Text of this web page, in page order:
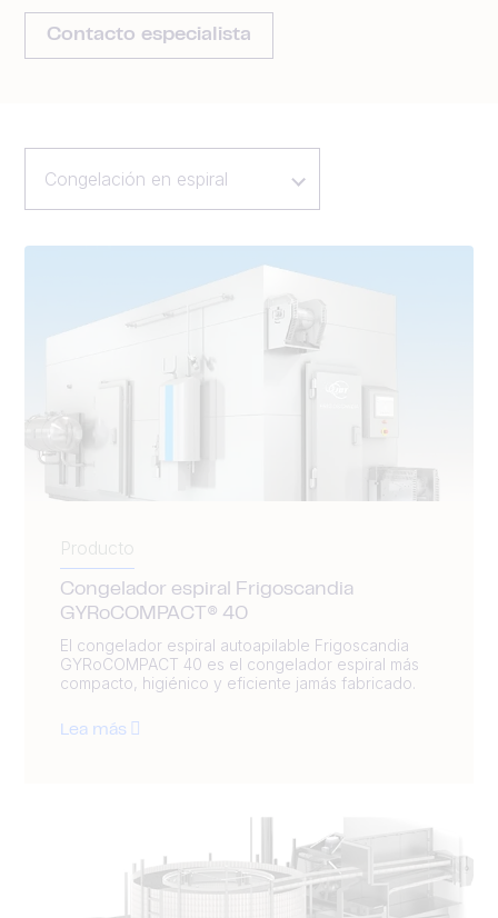
Contacto especialista
Congelación en espiral
Producto
Congelador espiral Frigoscandia
GYRoCOMPACT® 40
El congelador espiral autoapilable Frigoscandia
GYRoCOMPACT 40 es el congelador espiral más
compacto, higiénico y eficiente jamás fabricado.
Lea más